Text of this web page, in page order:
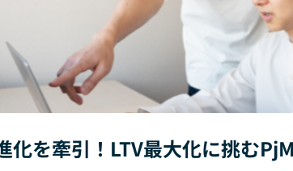
化を牽引！LTV最大化に挑む